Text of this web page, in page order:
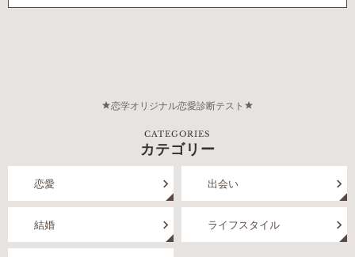
恋学オリジナル恋愛診断テスト
CATEGORIES
カテゴリー
恋愛 出会い
結婚 ライフスタイル